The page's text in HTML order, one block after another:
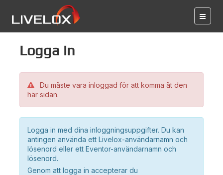
Logga in
Du måste vara inloggad för att komma åt den
här sidan.
Logga in med dina inloggningsuppgifter. Du kan
antingen använda ett Livelox-användarnamn och
lösenord eller ett Eventor-användarnamn och
lösenord.
Genom att logga in accepterar du